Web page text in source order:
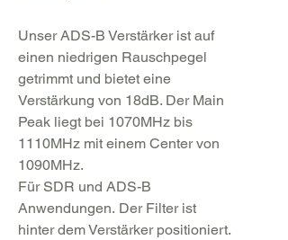
Unser ADS-B Verstärker ist auf
einen niedrigen Rauschpegel
getrimmt und bietet eine
Verstärkung von 18dB. Der Main
Peak liegt bei 1070MHz bis
1110MHz mit einem Center von
1090MHz.
Für SDR und ADS-B
Anwendungen. Der Filter ist
hinter dem Verstärker positioniert.